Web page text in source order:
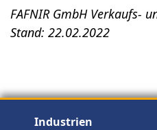
FAFNIR GmbH Verkaufs-
Stand: 22.02.2022
Industrien